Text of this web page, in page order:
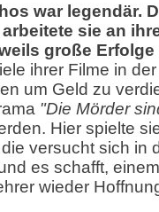
war legendär.
sie an
große
ihrer Filme in
um Geld zu
"Die Mörder
Hier spielte
versucht sich in
es schafft,
wieder